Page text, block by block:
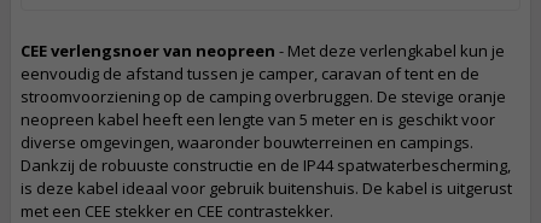
CEE verlengsnoer van neopreen - Met deze verlengkabel kun je
eenvoudig de afstand tussen je camper, caravan of tent en de
stroomvoorziening op de camping overbruggen. De stevige oranje
neopreen kabel heeft een lengte van 5 meter en is geschikt voor
diverse omgevingen, waaronder bouwterreinen en campings.
Dankzij de robuuste constructie en de IP44 spatwaterbescherming,
is deze kabel ideaal voor gebruik buitenshuis. De kabel is uitgerust
met een CEE stekker en CEE contrastekker.